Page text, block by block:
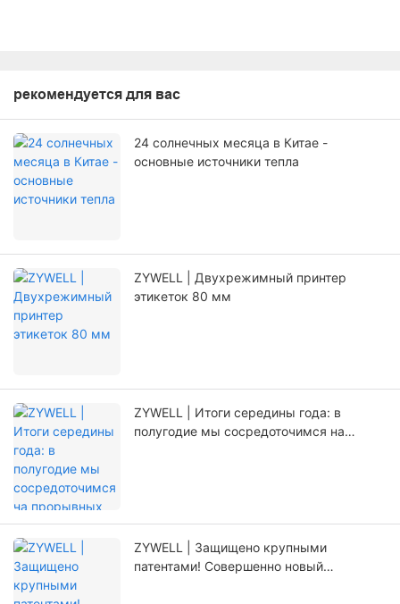
рекомендуется для вас
24 солнечных месяца в Китае -
основные источники тепла
ZYWELL | Двухрежимный принтер
этикеток 80 мм
ZYWELL | Итоги середины года: в
полугодие мы сосредоточимся на
ZYWELL | Защищено крупными
патентами! Совершенно новый